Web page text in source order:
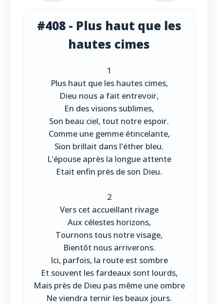
#408 - Plus haut que les
hautes cimes
1
Plus haut que les hautes cimes,
Dieu nous a fait entrevoir,
En des visions sublimes,
Son beau ciel, tout notre espoir.
Comme une gemme étincelante,
Sion brillait dans l'éther bleu.
L'épouse après la longue attente
Etait enfin près de son Dieu.
2
Vers cet accueillant rivage
Aux célestes horizons,
Tournons tous notre visage,
Bientôt nous arriverons.
Ici, parfois, la route est sombre
Et souvent les fardeaux sont lourds,
Mais près de Dieu pas même une ombre
Ne viendra ternir les beaux jours.